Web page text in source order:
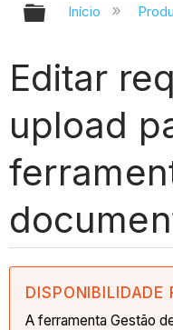
Expandir/
Início
Editar
upload
DISPONIBILIDADE
A ferramenta Gestão